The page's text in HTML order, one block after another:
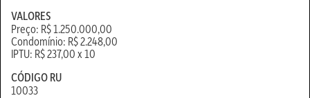
VALORES
Preço: R$ 1.250.000,00
Condomínio: R$ 2.248,00
IPTU: R$ 237,00 x 10
CÓDIGO RU
10033